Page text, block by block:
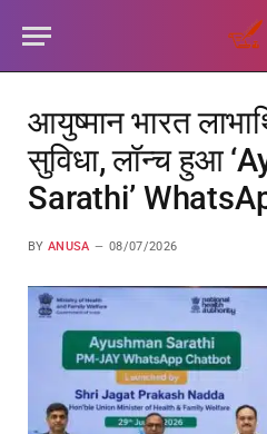
आयुष्मान भारत
सुविधा, लॉन्च हुआ
Sarathi’
BY ANUSA 08/07/2026